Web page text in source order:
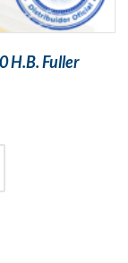
H.B. Fuller